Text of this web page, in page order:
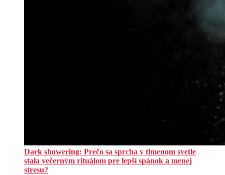
Dark showering: Prečo sa sprcha v tlmenom svetle
stala večerným rituálom pre lepší spánok a menej
stresu?